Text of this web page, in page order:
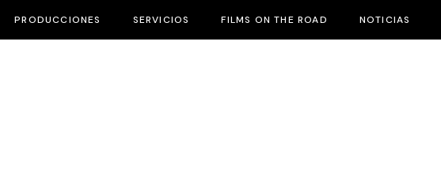
PRODUCCIONES SERVICIOS FILMS ON THE ROAD NOTICIAS